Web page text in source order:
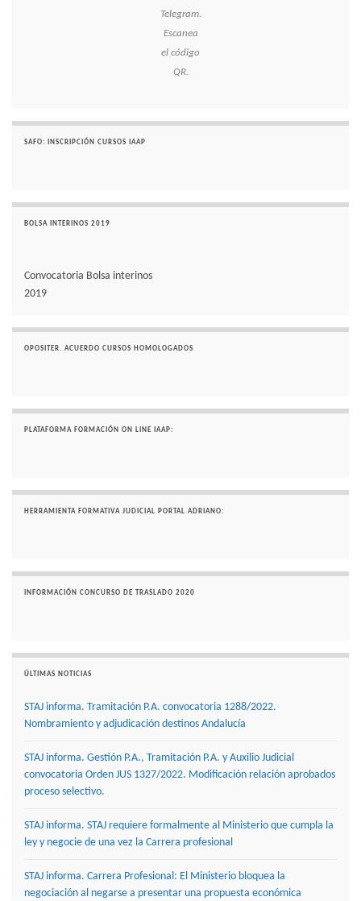
Telegram.
Escanea
el código
QR.
SAFO: INSCRIPCIÓN CURSOS IAAP
BOLSA INTERINOS 2019
Convocatoria Bolsa interinos
2019
OPOSITER. ACUERDO CURSOS HOMOLOGADOS
PLATAFORMA FORMACIÓN ON LINE IAAP:
HERRAMIENTA FORMATIVA JUDICIAL PORTAL ADRIANO:
INFORMACIÓN CONCURSO DE TRASLADO 2020
ÚLTIMAS NOTICIAS
STAJ informa. Tramitación P.A. convocatoria 1288/2022.
Nombramiento y adjudicación destinos Andalucía
STAJ informa. Gestión P.A., Tramitación P.A. y Auxilio Judicial
convocatoria Orden JUS 1327/2022. Modificación relación aprobados
proceso selectivo.
STAJ informa. STAJ requiere formalmente al Ministerio que cumpla la
ley y negocie de una vez la Carrera profesional
STAJ informa. Carrera Profesional: El Ministerio bloquea la
negociación al negarse a presentar una propuesta económica